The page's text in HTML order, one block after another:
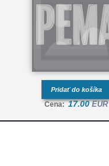
Pridať do košíka
Cena: 17.00 EUR